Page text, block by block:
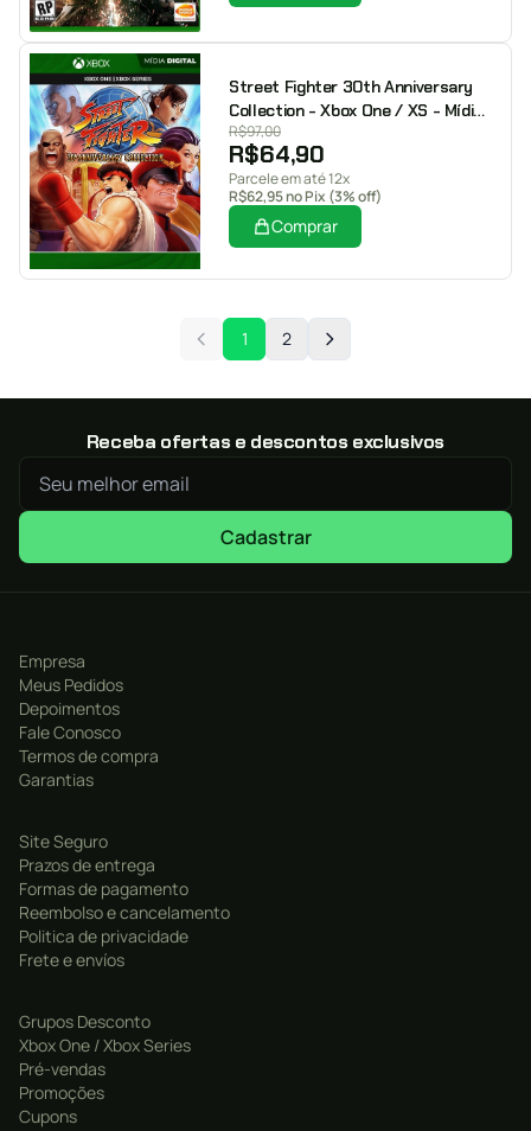
Street Fighter 30th Anniversary
Collection - Xbox One / XS - Mídia
Digital
R$97,00
R$64,90
Parcele em até 12x
R$62,95no Pix (3% off)
Comprar
1 2
Receba ofertas e descontos exclusivos
Cadastrar
Empresa
Meus Pedidos
Depoimentos
Fale Conosco
Termos de compra
Garantias
Site Seguro
Prazos de entrega
Formas de pagamento
Reembolso e cancelamento
Politica de privacidade
Frete e envíos
Grupos Desconto
Xbox One / Xbox Series
Pré-vendas
Promoções
Cupons